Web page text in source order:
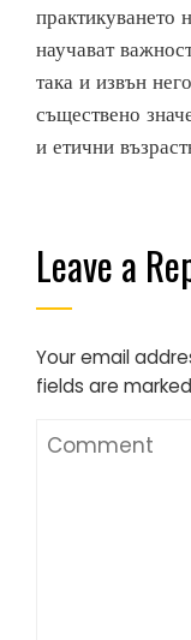
практикуването
научават
така и извън
съществено
и етични
Leave a
Your email
fields are marked